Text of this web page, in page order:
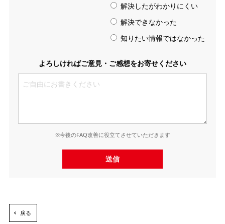
解決したがわかりにくい
解決できなかった
知りたい情報ではなかった
よろしければご意見・ご感想をお寄せください
※今後のFAQ改善に役立てさせていただきます
送信
戻る